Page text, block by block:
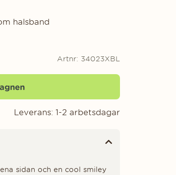
halsband
Artnr: 34023XBL
Leverans: 1-2 arbetsdagar
sidan och en cool smiley